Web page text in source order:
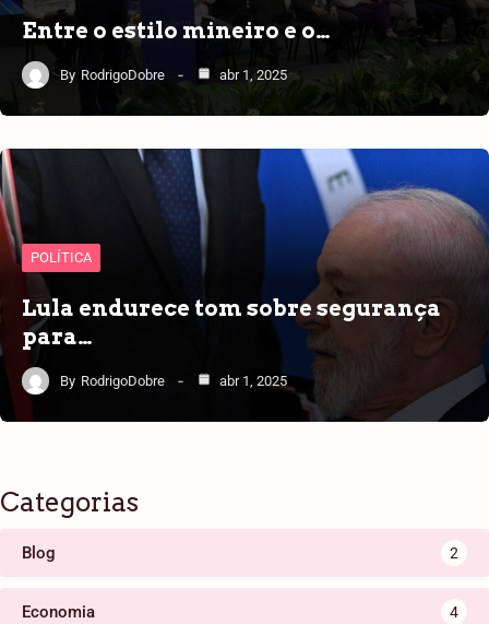
Entre o estilo mineiro e o…
By RodrigoDobre abr 1, 2025
POLÍTICA
Lula endurece tom sobre segurança
para…
By RodrigoDobre abr 1, 2025
Categorias
Blog 2
Economia 4